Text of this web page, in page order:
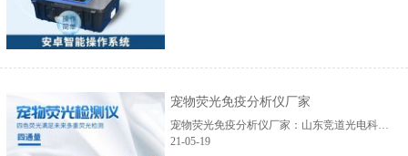
宠物荧光免疫分析仪厂家
宠物荧光免疫分析仪厂家：山东竞道光电科技有限公司，推出JD-CW16、JD-CW32两款型号宠物荧光定量分析仪，由基因扩增热循环组件、微量荧光检测光学系统、微电路控制系统、计算机及应...
21-05-19